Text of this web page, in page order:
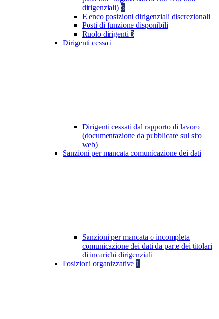
dirigenziali) 5
Elenco posizioni dirigenziali discrezionali
Posti di funzione disponibili
Ruolo dirigenti 3
Dirigenti cessati
Dirigenti cessati dal rapporto di lavoro
(documentazione da pubblicare sul sito
web)
Sanzioni per mancata comunicazione dei dati
Sanzioni per mancata o incompleta
comunicazione dei dati da parte dei titolari
di incarichi dirigenziali
Posizioni organizzative 1